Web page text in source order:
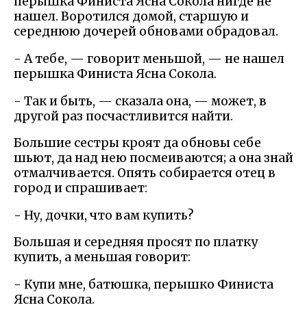
нашел. Воротился домой, старшую и
середнюю дочерей обновами обрадовал.
- А тебе, — говорит меньшой, — не нашел
перышка Финиста Ясна Сокола.
- Так и быть, — сказала она, — может, в
другой раз посчастливится найти.
Большие сестры кроят да обновы себе
шьют, да над нею посмеиваются; а она знай
отмалчивается. Опять собирается отец в
город и спрашивает:
- Ну, дочки, что вам купить?
Большая и середняя просят по платку
купить, а меньшая говорит:
- Купи мне, батюшка, перышко Финиста
Ясна Сокола.